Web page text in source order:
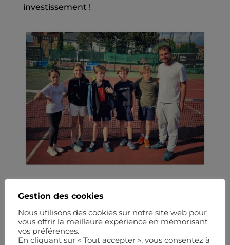
investissement !
Gestion des cookies
Nous utilisons des cookies sur notre site web pour
vous offrir la meilleure expérience en mémorisant
vos préférences.
En cliquant sur « Tout accepter », vous consentez à